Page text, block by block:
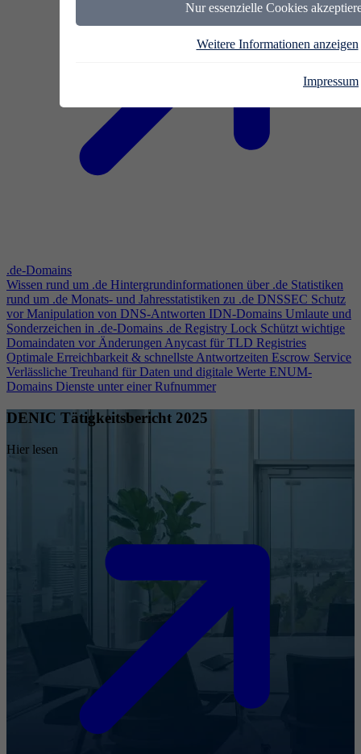
Nur essenzielle Cookies
Weitere Informationen anzeigen
Impressum
.de-Domains
Wissen rund um .de Hintergrundinformationen über .de Statistiken
rund um .de Monats- und Jahresstatistiken zu .de DNSSEC Schutz
vor Manipulation von DNS-Antworten IDN-Domains Umlaute und
Sonderzeichen in .de-Domains .de Registry Lock Schützt wichtige
Domaindaten vor ÄnderungenAnycast für TLD Registries
Optimale Erreichbarkeit & schnellste Antwortzeiten Escrow Service
Verlässliche Treuhand für Daten und digitale Werte ENUM-
Domains Dienste unter einer Rufnummer
DENIC Tätigkeitsbericht 2025
Hier lesen